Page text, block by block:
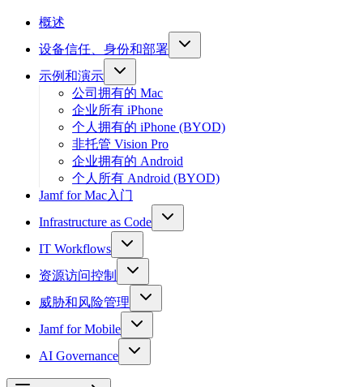
概述
设备信任、身份和部署
示例和演示
公司拥有的 Mac
企业所有 iPhone
个人拥有的 iPhone (BYOD)
非托管 Vision Pro
企业拥有的 Android
个人所有 Android (BYOD)
Jamf for Mac入门
Infrastructure as Code
IT Workflows
资源访问控制
威胁和风险管理
Jamf for Mobile
AI Governance